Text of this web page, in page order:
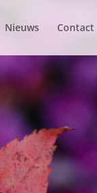
Nieuws Contact